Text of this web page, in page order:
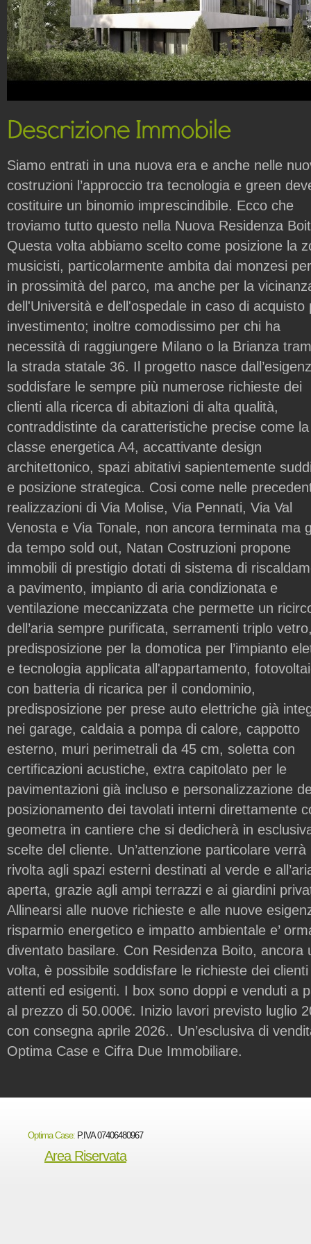
Siamo entrati in una nuova era e anche nelle
costruzioni l’approccio tra tecnologia e green
costituire un binomio imprescindibile. Ecco che
troviamo tutto questo nella Nuova Residenza
Questa volta abbiamo scelto come posizione la
musicisti, particolarmente ambita dai monzesi
in prossimità del parco, ma anche per la
dell'Università e dell'ospedale in caso di acquisto
investimento; inoltre comodissimo per chi ha
necessità di raggiungere Milano o la Brianza
la strada statale 36. Il progetto nasce
soddisfare le sempre più numerose richieste dei
clienti alla ricerca di abitazioni di alta qualità,
contraddistinte da caratteristiche precise come la
classe energetica A4, accattivante design
architettonico, spazi abitativi sapientemente
e posizione strategica. Cosi come nelle
realizzazioni di Via Molise, Via Pennati, Via Val
Venosta e Via Tonale, non ancora terminata ma
da tempo sold out, Natan Costruzioni propone
immobili di prestigio dotati di sistema di
a pavimento, impianto di aria condizionata e
ventilazione meccanizzata che permette un
dell’aria sempre purificata, serramenti triplo
predisposizione per la domotica per l’impianto
e tecnologia applicata all'appartamento,
con batteria di ricarica per il condominio,
predisposizione per prese auto elettriche già
nei garage, caldaia a pompa di calore, cappotto
esterno, muri perimetrali da 45 cm, soletta con
certificazioni acustiche, extra capitolato per le
pavimentazioni già incluso e personalizzazione
posizionamento dei tavolati interni direttamente
geometra in cantiere che si dedicherà in
scelte del cliente. Un’attenzione particolare verrà
rivolta agli spazi esterni destinati al verde e
aperta, grazie agli ampi terrazzi e ai giardini
Allinearsi alle nuove richieste e alle nuove
risparmio energetico e impatto ambientale e’
diventato basilare. Con Residenza Boito, ancora
volta, è possibile soddisfare le richieste dei
attenti ed esigenti. I box sono doppi e venduti a
al prezzo di 50.000€. Inizio lavori previsto luglio
con consegna aprile 2026.. Un’esclusiva di
Optima Case e Cifra Due Immobiliare.
Optima Case: P.IVA 07406480967
Area Riservata